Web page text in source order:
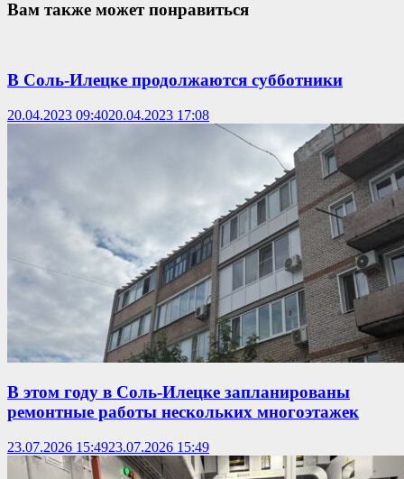
Вам также может понравиться
В Соль-Илецке продолжаются субботники
20.04.2023 09:4020.04.2023 17:08
В этом году в Соль-Илецке запланированы
ремонтные работы нескольких многоэтажек
23.07.2026 15:4923.07.2026 15:49